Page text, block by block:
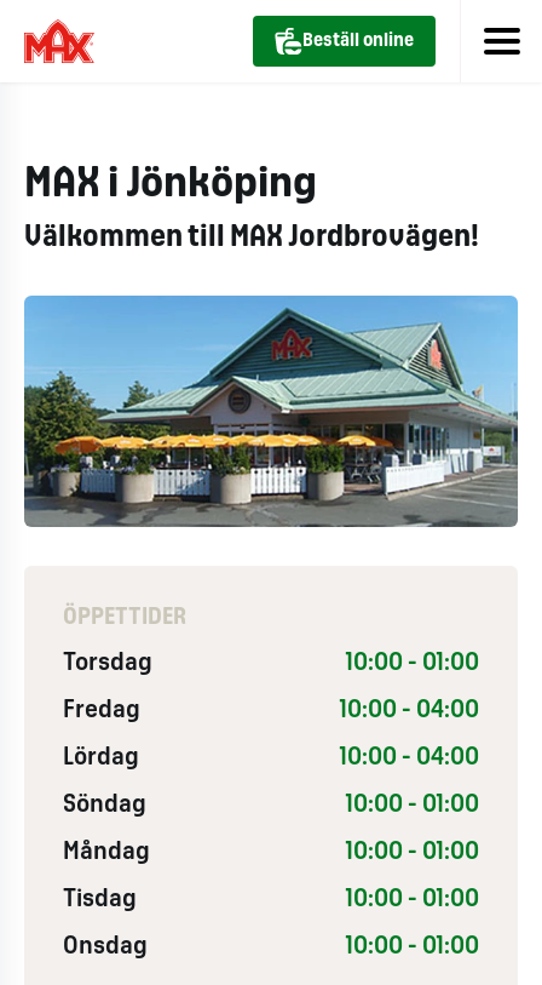
Beställ online
MAX i Jönköping
Välkommen till MAX Jordbrovägen!
ÖPPETTIDER
Torsdag 10:00 - 01:00
Fredag 10:00 - 04:00
Lördag 10:00 - 04:00
Söndag 10:00 - 01:00
Måndag 10:00 - 01:00
Tisdag 10:00 - 01:00
Onsdag 10:00 - 01:00